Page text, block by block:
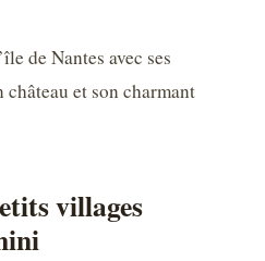
de Nantes avec ses
et son charmant
villages